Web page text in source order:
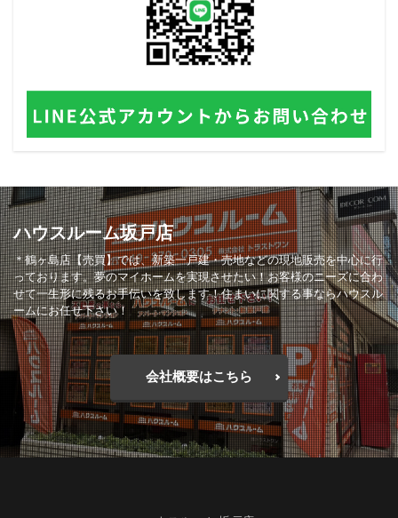
ハウスルーム坂戸店
＊鶴ヶ島店【売買】では、新築一戸建・売地などの現地販売を中心に行
っております。夢のマイホームを実現させたい！お客様のニーズに合わ
せて一生形に残るお手伝いを致します！住まいに関する事ならハウスル
ームにお任せ下さい！
会社概要はこちら